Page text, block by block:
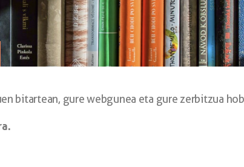
bitartean, gure webgunea eta gure zerbitzua